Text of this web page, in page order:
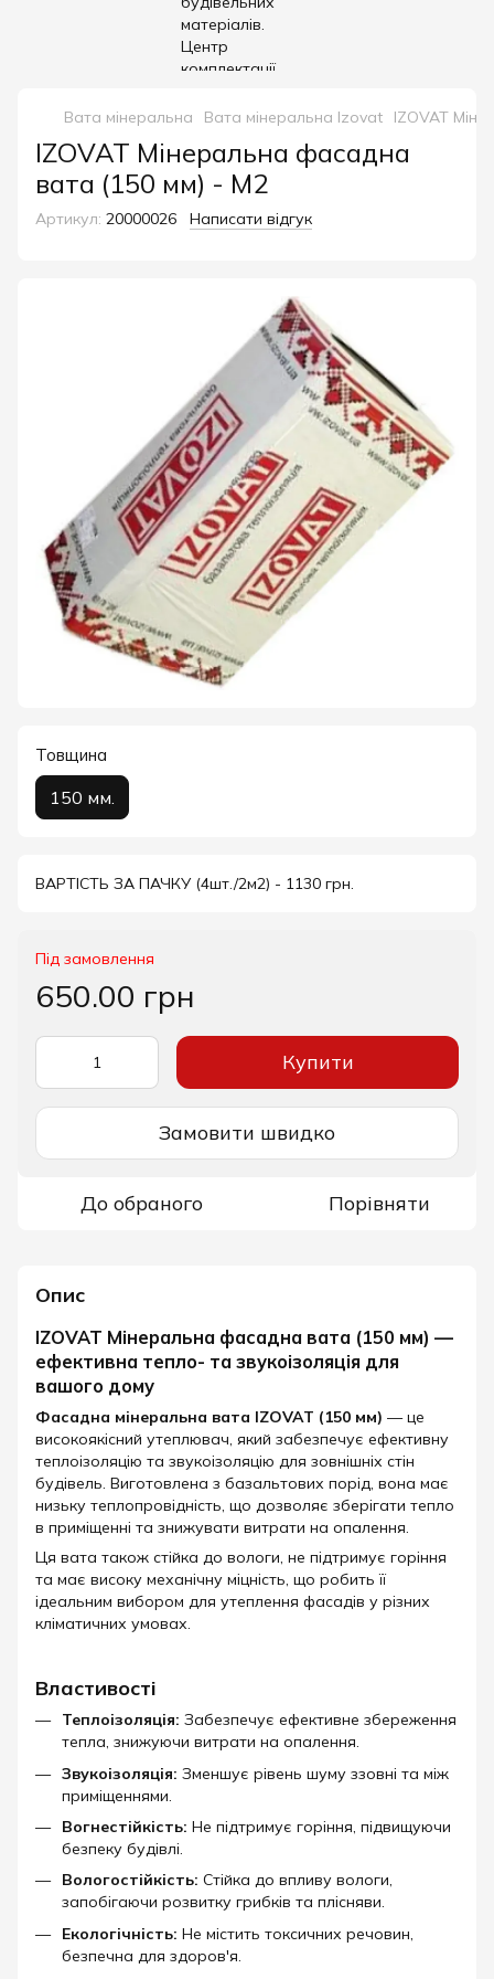
Вата мінеральна Вата мінеральна Izovat IZOVAT
IZOVAT Мінеральна фасадна
вата (150 мм) - М2
Артикул: 20000026 Написати відгук
Товщина
150 мм.
ВАРТІСТЬ ЗА ПАЧКУ (4шт./2м2) - 1130 грн.
Під замовлення
650.00 грн
Купити
Замовити швидко
До обраного Порівняти
Опис
IZOVAT Мінеральна фасадна вата (150 мм) —
ефективна тепло- та звукоізоляція для
вашого дому
Фасадна мінеральна вата IZOVAT (150 мм) — це
високоякісний утеплювач, який забезпечує ефективну
теплоізоляцію та звукоізоляцію для зовнішніх стін
будівель. Виготовлена з базальтових порід, вона має
низьку теплопровідність, що дозволяє зберігати тепло
в приміщенні та знижувати витрати на опалення.​
Ця вата також стійка до вологи, не підтримує горіння
та має високу механічну міцність, що робить її
ідеальним вибором для утеплення фасадів у різних
кліматичних умовах.​
Властивості
Теплоізоляція: Забезпечує ефективне збереження
тепла, знижуючи витрати на опалення.
Звукоізоляція: Зменшує рівень шуму ззовні та між
приміщеннями.
Вогнестійкість: Не підтримує горіння, підвищуючи
безпеку будівлі.
Вологостійкість: Стійка до впливу вологи,
запобігаючи розвитку грибків та плісняви.
Екологічність: Не містить токсичних речовин,
безпечна для здоров'я.